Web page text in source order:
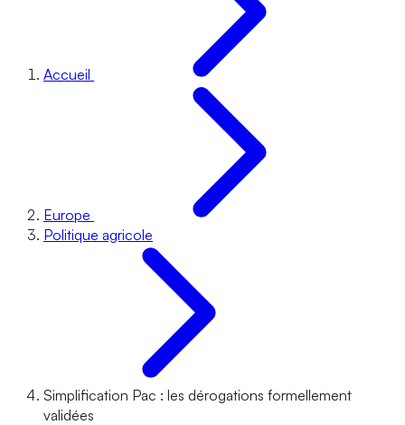
Accueil
Europe
Politique agricole
Simplification Pac : les dérogations formellement
validées